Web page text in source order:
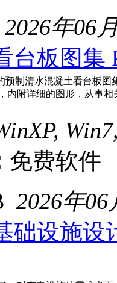
2026年06
台板图集
预制清水混凝土看台板
内附详细的图形，从事
免费软
2026年06
础设施设